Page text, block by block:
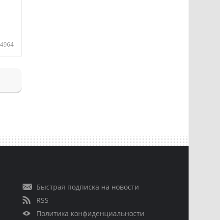
4964
Быстрая подписка на новости
RSS
Политика конфиденциальности